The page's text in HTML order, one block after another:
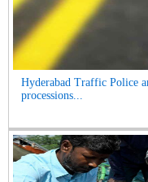
Hyderabad Traffic Police
processions...